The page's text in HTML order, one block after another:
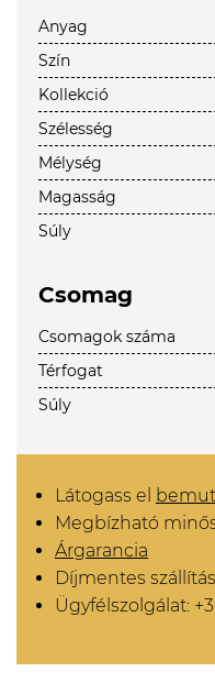
Anyag
Szín
Kollekció
Szélesség
Mélység
Magasság
Súly
Csomag
Csomagok száma
Térfogat
Súly
Látogass el
Megbízható
Árgarancia
Díjmentes
Ügyfélszolgálat: